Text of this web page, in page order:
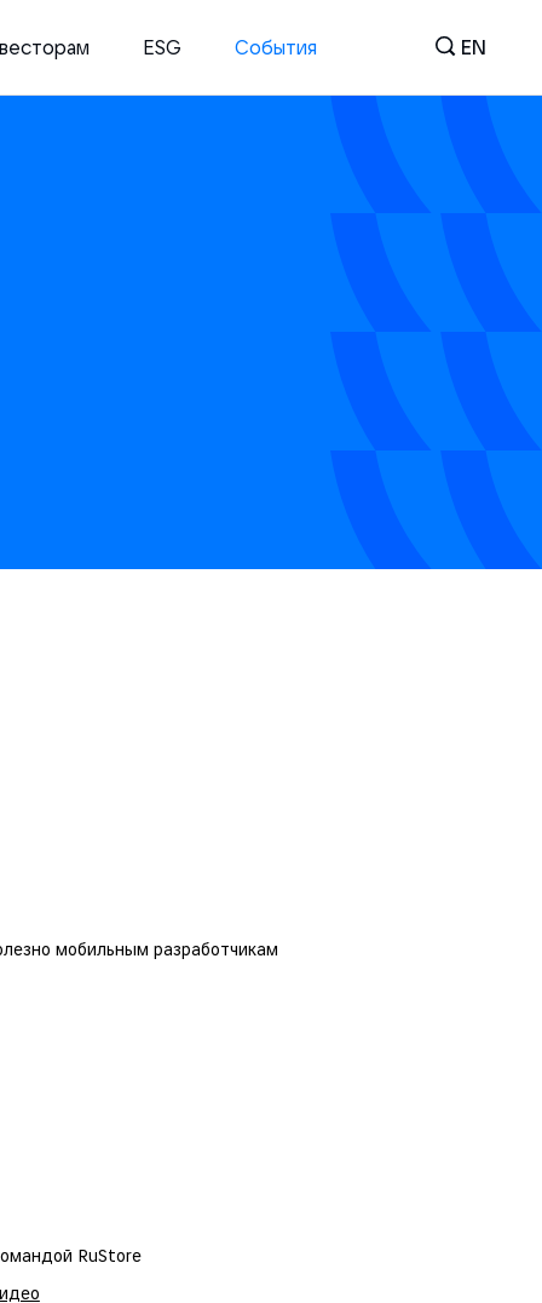
EN
ESG События
мобильным разработчикам
RuStore